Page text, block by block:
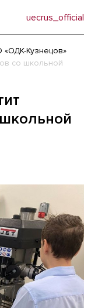
uecrus_official
Кузнецов»
со школьной